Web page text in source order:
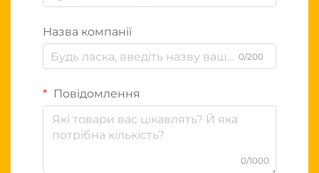
Назва компанії
0/200
Повідомлення
0/1000